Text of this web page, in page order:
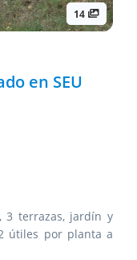
14
en SEU
3 terrazas, jardín y
útiles por planta a